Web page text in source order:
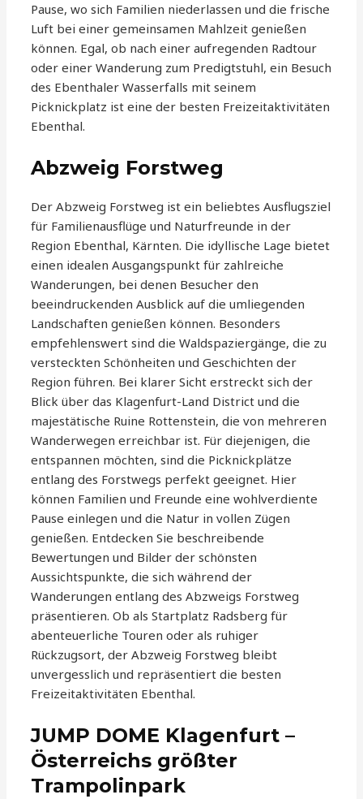
Pause, wo sich Familien niederlassen und die frische
Luft bei einer gemeinsamen Mahlzeit genießen
können. Egal, ob nach einer aufregenden Radtour
oder einer Wanderung zum Predigtstuhl, ein Besuch
des Ebenthaler Wasserfalls mit seinem
Picknickplatz ist eine der besten Freizeitaktivitäten
Ebenthal.
Abzweig Forstweg
Der Abzweig Forstweg ist ein beliebtes Ausflugsziel
für Familienausflüge und Naturfreunde in der
Region Ebenthal, Kärnten. Die idyllische Lage bietet
einen idealen Ausgangspunkt für zahlreiche
Wanderungen, bei denen Besucher den
beeindruckenden Ausblick auf die umliegenden
Landschaften genießen können. Besonders
empfehlenswert sind die Waldspaziergänge, die zu
versteckten Schönheiten und Geschichten der
Region führen. Bei klarer Sicht erstreckt sich der
Blick über das Klagenfurt-Land District und die
majestätische Ruine Rottenstein, die von mehreren
Wanderwegen erreichbar ist. Für diejenigen, die
entspannen möchten, sind die Picknickplätze
entlang des Forstwegs perfekt geeignet. Hier
können Familien und Freunde eine wohlverdiente
Pause einlegen und die Natur in vollen Zügen
genießen. Entdecken Sie beschreibende
Bewertungen und Bilder der schönsten
Aussichtspunkte, die sich während der
Wanderungen entlang des Abzweigs Forstweg
präsentieren. Ob als Startplatz Radsberg für
abenteuerliche Touren oder als ruhiger
Rückzugsort, der Abzweig Forstweg bleibt
unvergesslich und repräsentiert die besten
Freizeitaktivitäten Ebenthal.
JUMP DOME Klagenfurt –
Österreichs größter
Trampolinpark